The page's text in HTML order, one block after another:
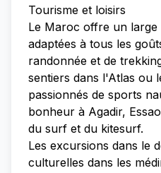
Tourisme et loisirs
Le Maroc offre un large
adaptées à tous les
randonnée et de
sentiers dans l'Atlas ou
passionnés de sports
bonheur à Agadir,
du surf et du kitesurf.
Les excursions dans le
culturelles dans les